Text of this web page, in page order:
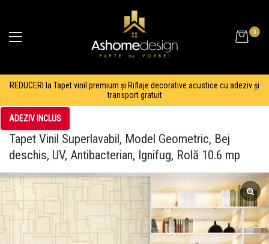
0
REDUCERI la Tapet vinil premium și Riflaje decorative acustice cu adeziv și
transport gratuit
ADEZIV INCLUS
Tapet Vinil Superlavabil, Model Geometric, Bej
deschis, UV, Antibacterian, Ignifug, Rolă 10.6 mp